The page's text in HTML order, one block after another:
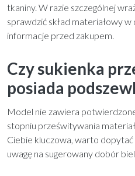
tkaniny. W razie szczególnej
sprawdzić skład materiałowy
informacje przed zakupem.
Czy sukienka
posiada
Model nie zawiera
stopniu prześwitywania
Ciebie kluczowa, warto
uwagę na sugerowany dobór